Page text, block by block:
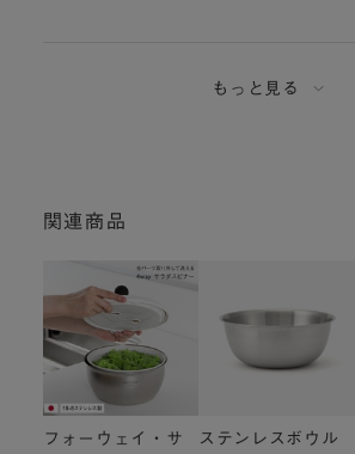
もっと見る
関連商品
フォーウェイ・サ
ステンレスボウル